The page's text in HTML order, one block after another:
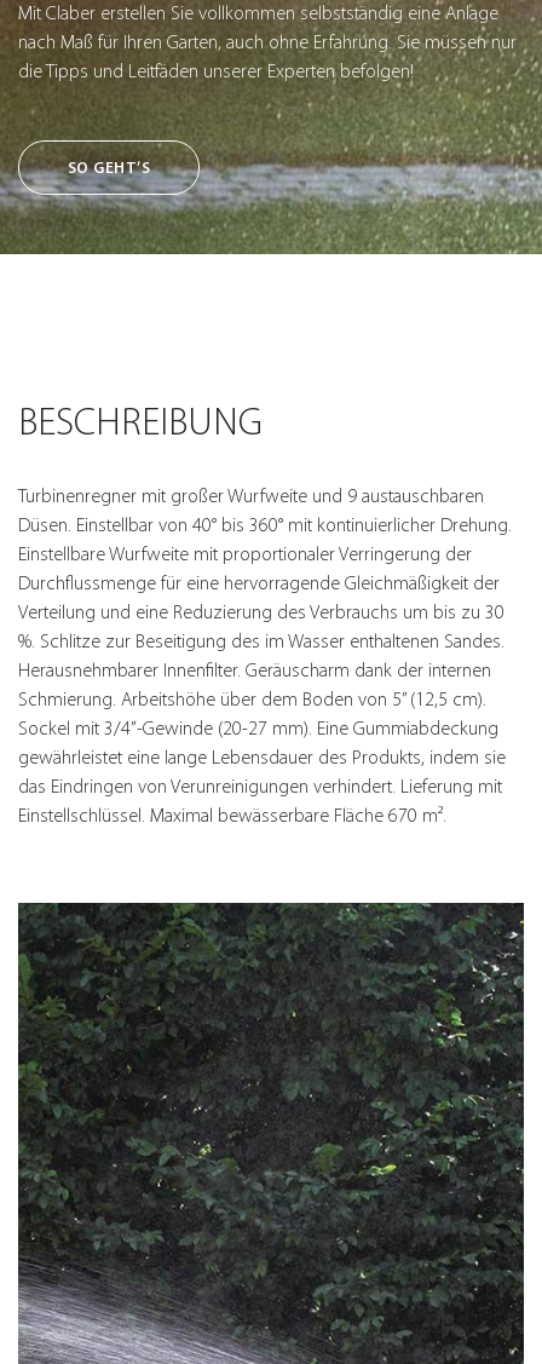
Mit Claber erstellen Sie vollkommen selbstständig eine Anlage
nach Maß für Ihren Garten, auch ohne Erfahrung. Sie müssen nur
die Tipps und Leitfäden unserer Experten befolgen!
SO GEHT’S
BESCHREIBUNG
Turbinenregner mit großer Wurfweite und 9 austauschbaren
Düsen. Einstellbar von 40° bis 360° mit kontinuierlicher Drehung.
Einstellbare Wurfweite mit proportionaler Verringerung der
Durchflussmenge für eine hervorragende Gleichmäßigkeit der
Verteilung und eine Reduzierung des Verbrauchs um bis zu 30
%. Schlitze zur Beseitigung des im Wasser enthaltenen Sandes.
Herausnehmbarer Innenfilter. Geräuscharm dank der internen
Schmierung. Arbeitshöhe über dem Boden von 5” (12,5 cm).
Sockel mit 3/4”-Gewinde (20-27 mm). Eine Gummiabdeckung
gewährleistet eine lange Lebensdauer des Produkts, indem sie
das Eindringen von Verunreinigungen verhindert. Lieferung mit
Einstellschlüssel. Maximal bewässerbare Fläche 670 m².